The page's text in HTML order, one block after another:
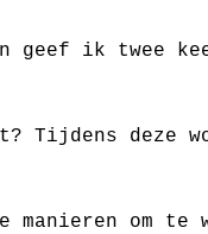
geef ik twee
Tijdens deze
om te